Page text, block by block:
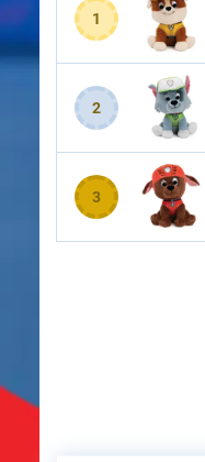
1
2
3